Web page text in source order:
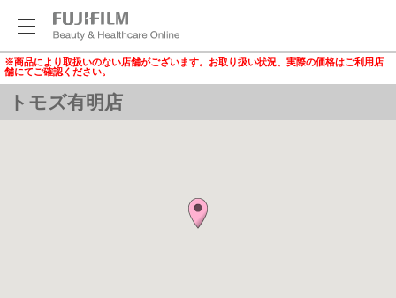
※商品により取扱いのない店舗がございます。お取り扱い状況、実際の価格はご利用店
舗にてご確認ください。
トモズ有明店